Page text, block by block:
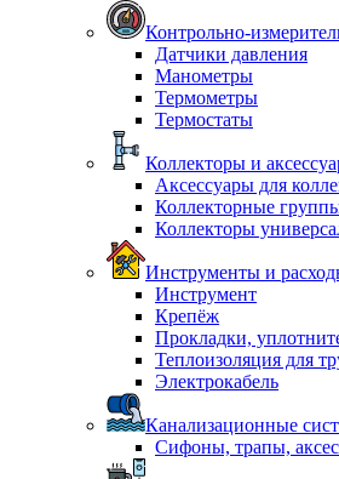
Контрольно-
Датчики давления
Манометры
Термометры
Термостаты
Коллекторы и
Аксессуары для
Коллекторные
Коллекторы
Инструменты и
Инструмент
Крепёж
Прокладки,
Теплоизоляция для
Электрокабель
Канализационные
Сифоны, трапы,